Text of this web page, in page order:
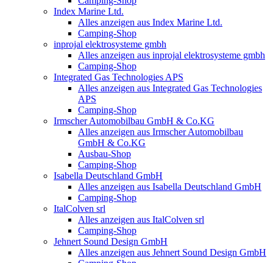
Index Marine Ltd.
Alles anzeigen aus Index Marine Ltd.
Camping-Shop
inprojal elektrosysteme gmbh
Alles anzeigen aus inprojal elektrosysteme gmbh
Camping-Shop
Integrated Gas Technologies APS
Alles anzeigen aus Integrated Gas Technologies
APS
Camping-Shop
Irmscher Automobilbau GmbH & Co.KG
Alles anzeigen aus Irmscher Automobilbau
GmbH & Co.KG
Ausbau-Shop
Camping-Shop
Isabella Deutschland GmbH
Alles anzeigen aus Isabella Deutschland GmbH
Camping-Shop
ItalColven srl
Alles anzeigen aus ItalColven srl
Camping-Shop
Jehnert Sound Design GmbH
Alles anzeigen aus Jehnert Sound Design GmbH